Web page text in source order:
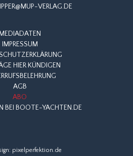
VERLAG.DE
MEDIADATEN
IMPRESSUM
HIER KÜNDIGEN
AGB
ABO
BEI BOOTE-YACHTEN.DE
pixelperfektion.de